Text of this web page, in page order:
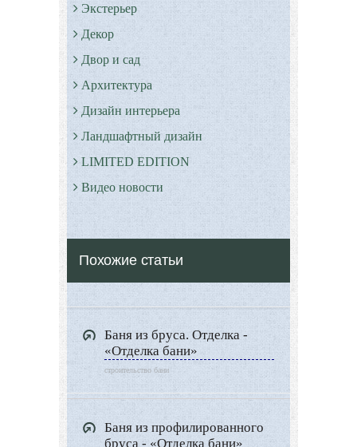
Экстерьер
Декор
Двор и сад
Архитектура
Дизайн интерьера
Ландшафтный дизайн
LIMITED EDITION
Видео новости
Другие услуги
Похожие статьи
Баня из бруса. Отделка -
«Отделка бани»
строительство бани
Баня из профилированного
бруса - «Отделка бани»